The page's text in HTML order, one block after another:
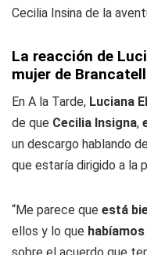
Cecilia Insina de la
La reacción de
mujer de
En A la Tarde, Luciana
de que Cecilia Insigna,
un descargo hablando
que estaría dirigido a la
“Me parece que está
ellos y lo que